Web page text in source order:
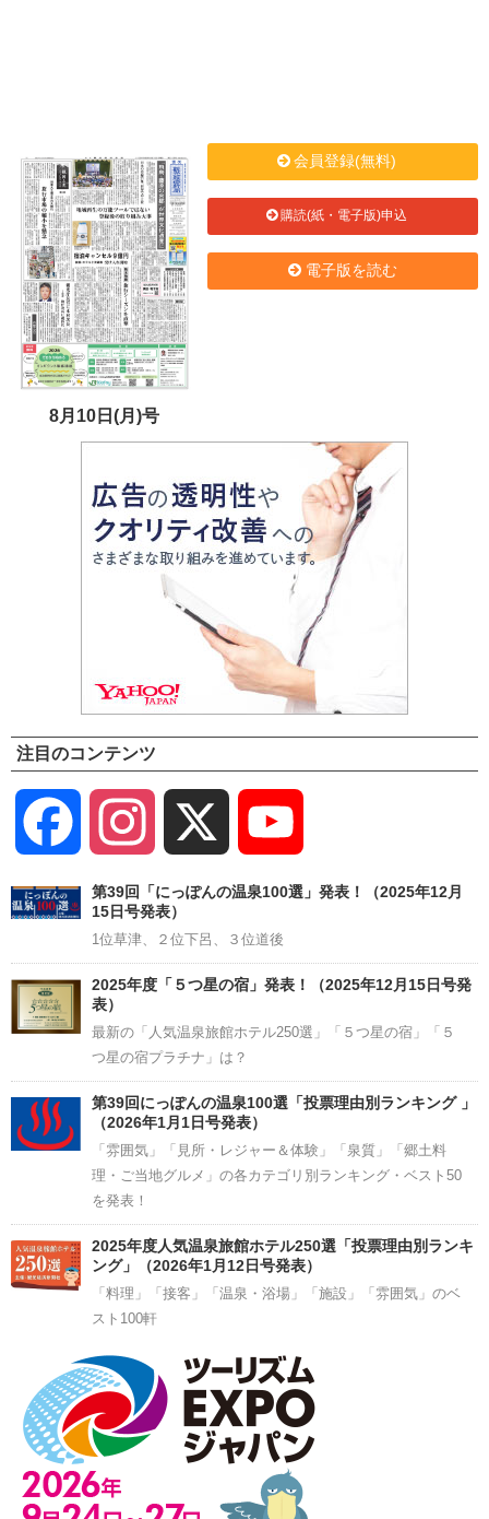
8月10日(月)号
会員登録(無料)
購読(紙・電子版)申込
電子版を読む
注目のコンテンツ
Facebook Instagram
Channel
第39回「にっぽんの温泉100選」発表！（2025年12月
15日号発表）
1位草津、２位下呂、３位道後
2025年度「５つ星の宿」発表！（2025年12月15日号発
表）
最新の「人気温泉旅館ホテル250選」「５つ星の宿」「５
つ星の宿プラチナ」は？
第39回にっぽんの温泉100選「投票理由別ランキング 」
（2026年1月1日号発表）
「雰囲気」「見所・レジャー＆体験」「泉質」「郷土料
理・ご当地グルメ」の各カテゴリ別ランキング・ベスト50
を発表！
2025年度人気温泉旅館ホテル250選「投票理由別ランキ
ング」（2026年1月12日号発表）
「料理」「接客」「温泉・浴場」「施設」「雰囲気」のベ
スト100軒